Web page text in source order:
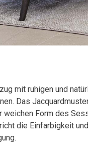
mit ruhigen und
Das
weichen Form des
die Einfarbigkeit